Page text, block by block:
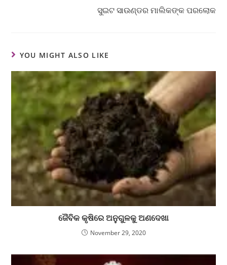
ସୁଇଟ ସାଉଣ୍ଡର ମାଲିକଙ୍କ ପରଲୋକ
YOU MIGHT ALSO LIKE
ଜୈବିକ କୃଷିରେ ଅନୁଗୁଳକୁ ଅଣଦେଖା
November 29, 2020